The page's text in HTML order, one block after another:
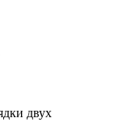
двух